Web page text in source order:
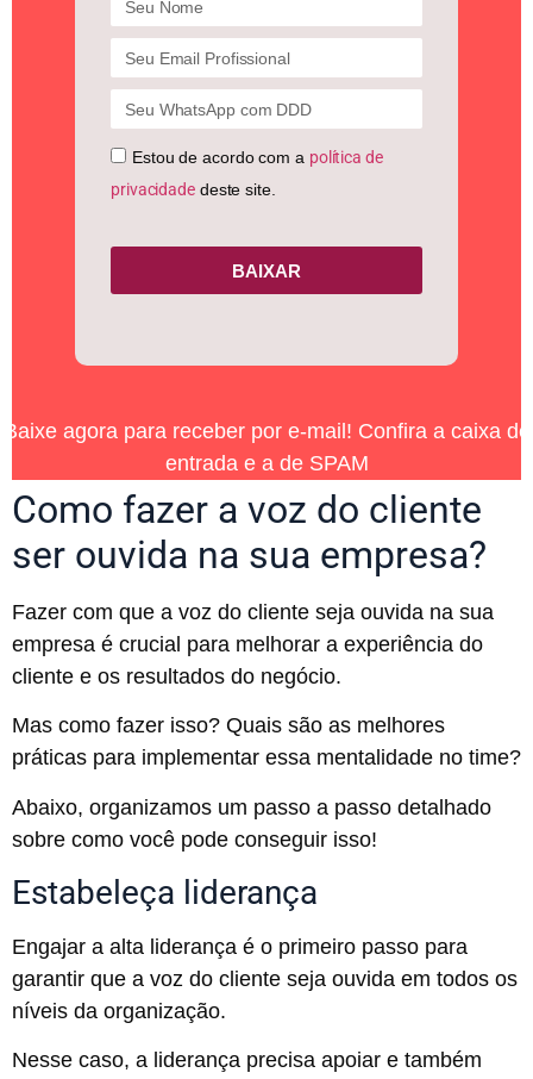
Estou de acordo com a política de
privacidadedeste site.
BAIXAR
Baixe agora para receber por e-mail! Confira a caixa de
entrada e a de SPAM
Como fazer a voz do cliente
ser ouvida na sua empresa?
Fazer com que a voz do cliente seja ouvida na sua
empresa é crucial para melhorar a experiência do
cliente e os resultados do negócio.
Mas como fazer isso? Quais são as melhores
práticas para implementar essa mentalidade no time?
Abaixo, organizamos um passo a passo detalhado
sobre como você pode conseguir isso!
Estabeleça liderança
Engajar a alta liderança é o primeiro passo para
garantir que a voz do cliente seja ouvida em todos os
níveis da organização.
Nesse caso, a liderança precisa apoiar e também